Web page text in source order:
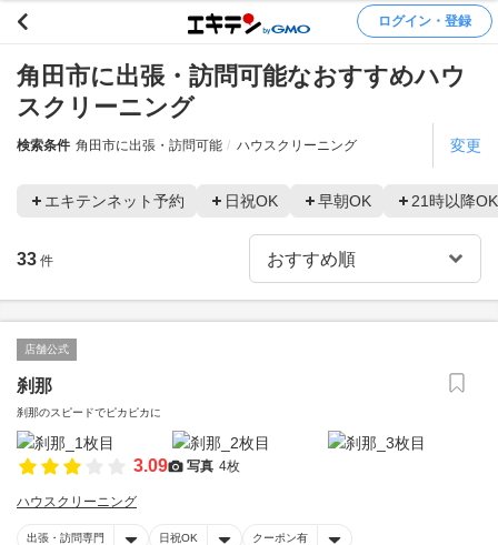
ログイン・登録
角田市に出張・訪問可能なおすすめハウ
スクリーニング
検索条件 角田市に出張・訪問可能 ハウスクリーニング 変更
エキテンネット予約 日祝OK 早朝OK 21時以降OK
33 件
店舗公式
刹那
刹那のスピードでピカピカに
3.09 写真 4枚
ハウスクリーニング
出張・訪問専門 日祝OK クーポン有